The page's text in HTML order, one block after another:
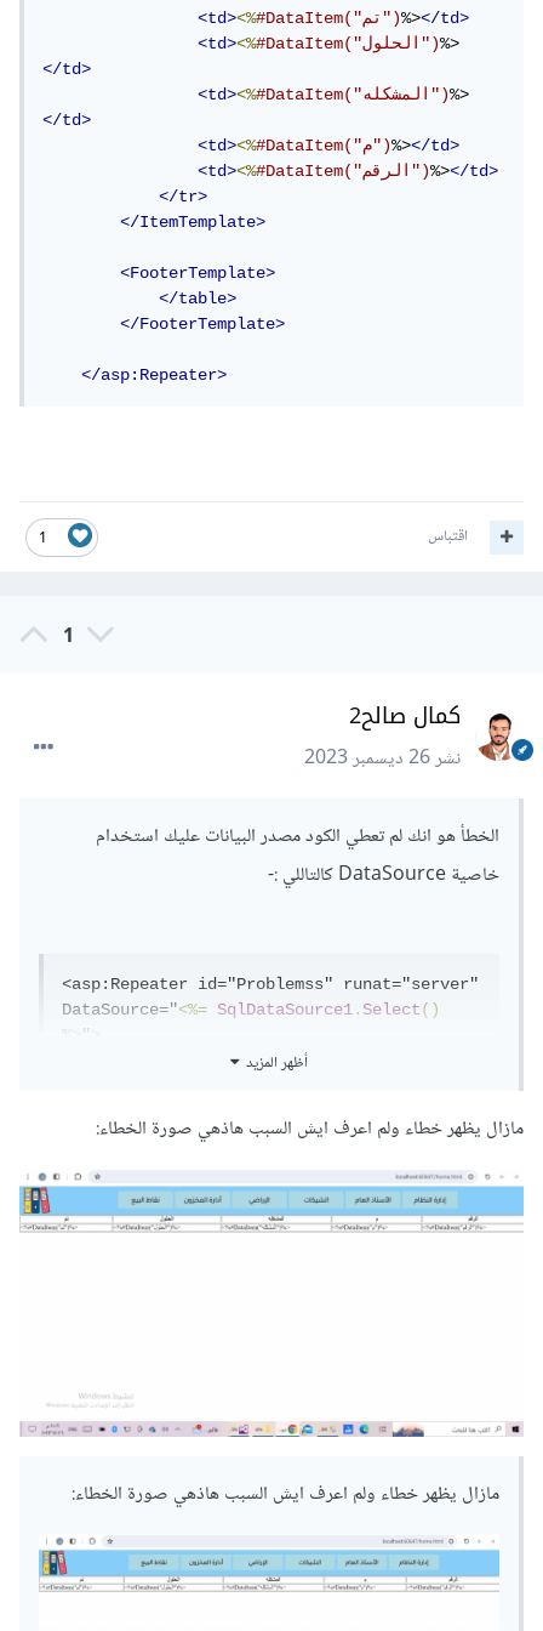
<td><% #DataItem("تم")%></td>
<td><% #DataItem("الحلول")%>
</td>
<td><% #DataItem("المشكله")%>
</td>
<td><% #DataItem("م")%></td>
<td><% #DataItem("الرقم")%></td>
</tr>
</ItemTemplate>
<FooterTemplate>
</table>
</FooterTemplate>
</asp:Repeater>
1 اقتباس
1
كمال صالح2
نشر26 ديسمبر 2023
الخطأ هو انك لم تعطي الكود مصدر البيانات عليك استخدام
خاصية DataSource كالتاللي
:-
<asp:Repeater id="Problemss" runat="server"
DataSource="<%= SqlDataSource1.Select()
%>">
<tr>
<th>الحلول</th>
<th>المشكله</th>
<th>م</th>
<td><% #DataItem("تم") %>
</td>
</td>
<%
#DataItem("المشكله")%></td>
<td><% #DataItem("م")%></td>
<td><% #DataItem("الرقم")%>
أظهر المزيد
مازال يظهر خطاء ولم اعرف ايش السبب هاذهي صورة الخطاء:
مازال يظهر خطاء ولم اعرف ايش السبب هاذهي صورة الخطاء: